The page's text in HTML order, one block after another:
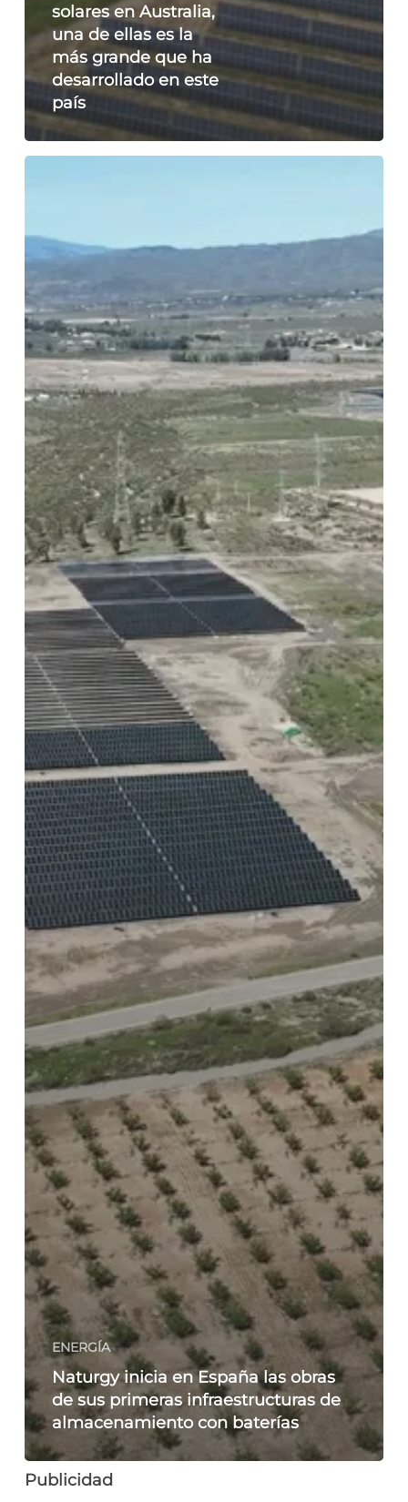
solares en Australia,
una de ellas es la
más grande que ha
desarrollado en este
país
ENERGÍA
Naturgy inicia en España las obras
de sus primeras infraestructuras de
almacenamiento con baterías
Publicidad